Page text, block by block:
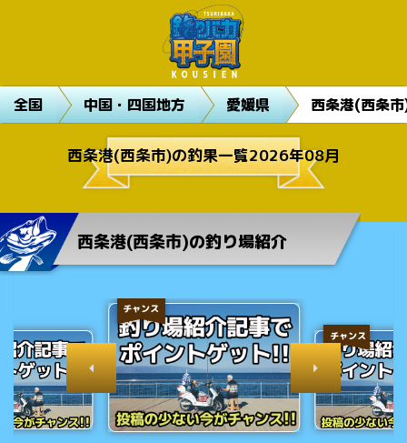
全国 中国・四国地方 愛媛県 西条港(西条
西条港(西条市)の釣果一覧2026年08月
西条港(西条市)の釣り場紹介
チャンス
チャンス